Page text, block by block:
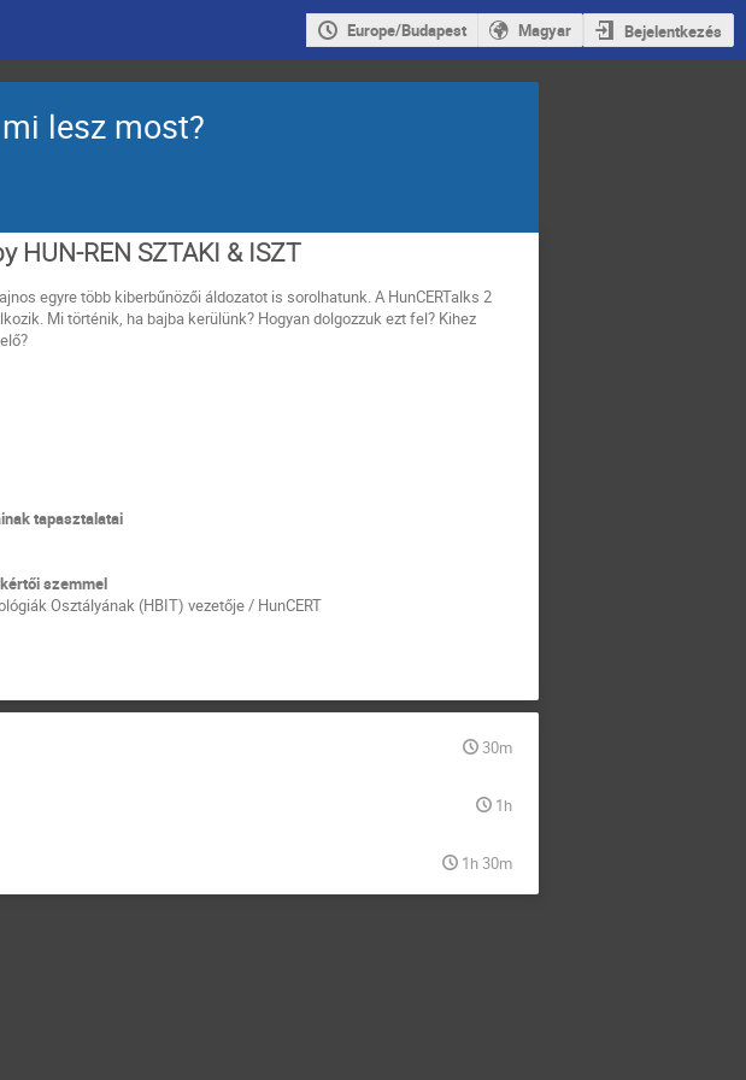
Europe/Budapest Magyar Bejelentkezés
lesz most?
HUN-REN SZTAKI & ISZT
egyre több kiberbűnözői áldozatot is sorolhatunk. A HunCERTalks 2
Mi történik, ha bajba kerülünk? Hogyan dolgozzuk ezt fel? Kihez
tapasztalatai
szemmel
Osztályának (HBIT) vezetője / HunCERT
30m
1h
1h 30m